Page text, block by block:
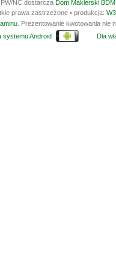
NC dostarcza Dom Maklerski
prawa zastrzeżone • produkcja:
. Prezentowanie kwotowania
systemu Android Dla